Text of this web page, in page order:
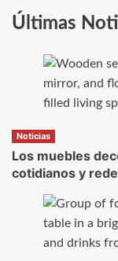
Últimas
Noticias
Los muebles
cotidianos y